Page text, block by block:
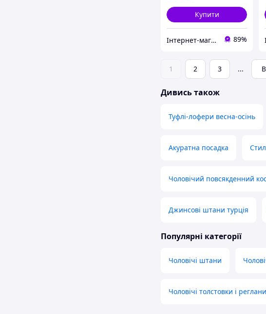
Купити
Інтернет-магазин Look 100 Clothes 89%
1 2 3 ...
Дивись також
Туфлі-лофери весна-осінь
Акуратна посадка
Чоловічий повсякденний
Джинсові штани турція
Популярні категорії
Чоловічі штани
Чоловічі толстовки і реглани